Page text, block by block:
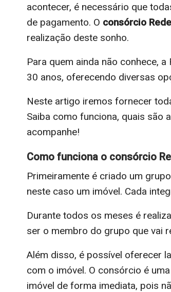
acontecer, é necessário que
de pagamento. O consórcio
realização deste sonho.
Para quem ainda não conhece,
30 anos, oferecendo diversas
Neste artigo iremos fornecer
Saiba como funciona, quais são
acompanhe!
Como funciona o consórcio
Primeiramente é criado um
neste caso um imóvel. Cada
Durante todos os meses é
ser o membro do grupo que vai
Além disso, é possível oferecer
com o imóvel. O consórcio é
imóvel de forma imediata, pois